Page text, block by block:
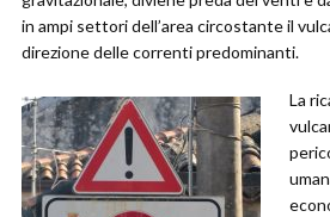
in ampi settori dell’area circostante il
direzione delle correnti predominanti.
La